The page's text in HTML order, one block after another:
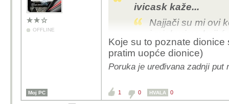
OFFLINE
ivicask kaže...
Najjači su mi ovi
i mjehurima koji
ne zarađuju..
Samo znam da
glupim
pišu ovdje..
Koje su to poznate
pratim uopće dionice)
Poruka je uređivana zadnji put
Moj PC 1 0 HVALA 0